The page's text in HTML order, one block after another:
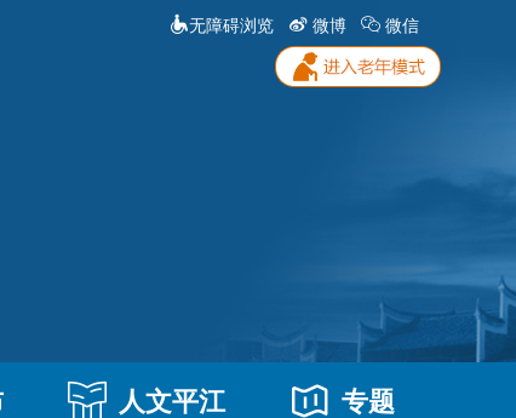
无障碍浏览 微博 微信
人文平江 专题